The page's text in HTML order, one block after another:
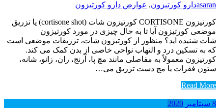
asaranدارو کورتیزون, عوارض دارو کورتیزون
کورتیزون CORTISONE کورتیزون شات (cortisone shot) یا تزریق
موضعی کورتیزون آیا تا به حال چیزی در مورد کورتیزون
شات شنیده اید؟ منظور از کورتیزون شات، تزریقات موضعی است
که به تسکین درد و التهاب نواحی خاصی از بدن کمک می کند.
کورتیزون معمولاً به مفاصلی مانند مچ پا، آرنج، ران، زانو، شانه،
ستون فقرات یا مچ دست تزریق می…
Read More
8 سپتامبر 2020